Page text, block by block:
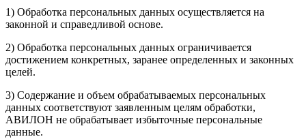
1) Обработка персональных данных осуществляется на
законной и справедливой основе.
2) Обработка персональных данных ограничивается
достижением конкретных, заранее определенных и законных
целей.
3) Содержание и объем обрабатываемых персональных
данных соответствуют заявленным целям обработки,
АВИЛОН не обрабатывает избыточные персональные
данные.